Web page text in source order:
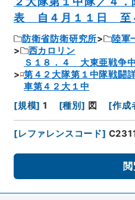
表 自４月１１日 至
防衛省防衛研究所 陸軍
西カロリン
Ｓ１８．４ 大東亜戦争
第４２大隊第１中隊戦闘
車第４２大１中
[規模] 1 [種別 ] 図 [作成
[レファレンスコード]